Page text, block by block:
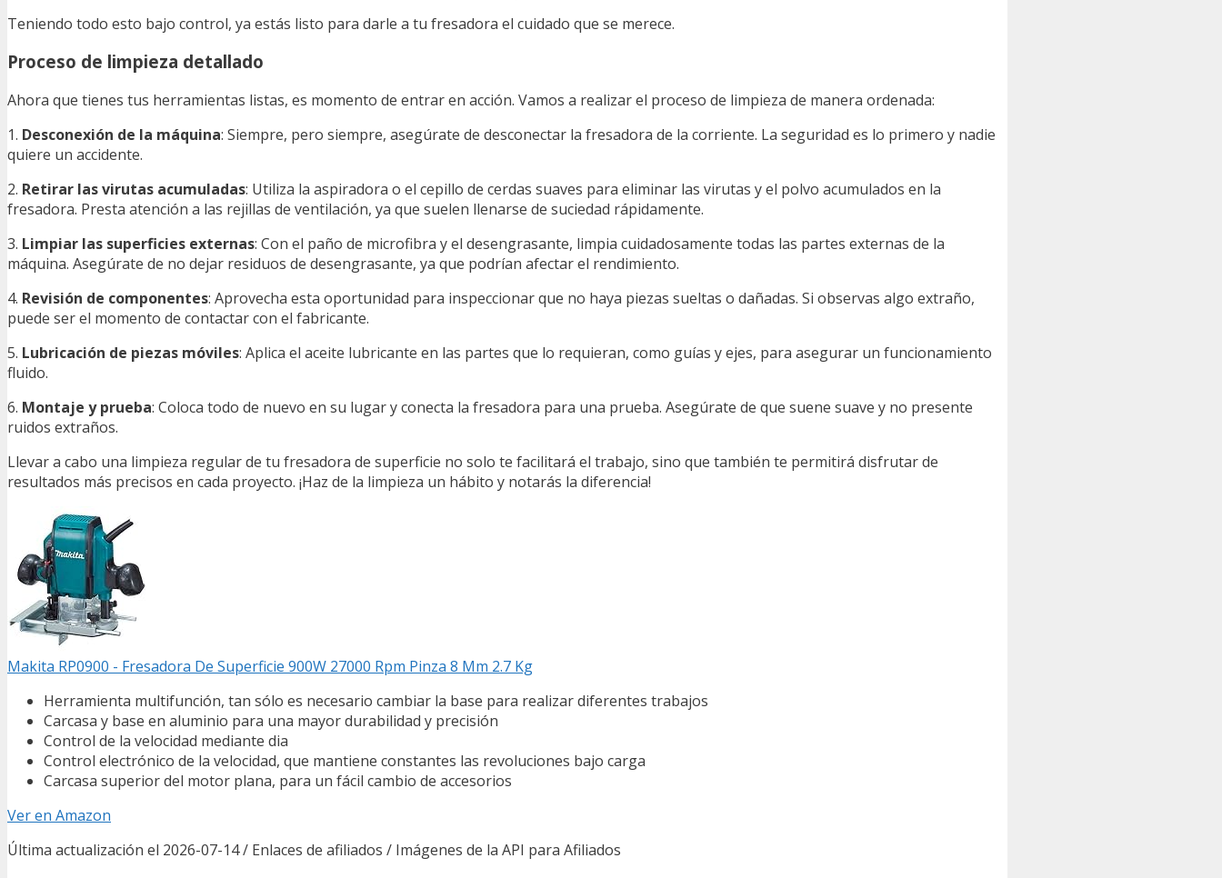
Teniendo todo esto bajo control, ya estás listo para darle a tu fresadora el cuidado que se merece.
Proceso de limpieza detallado
Ahora que tienes tus herramientas listas, es momento de entrar en acción. Vamos a realizar el proceso de limpieza de manera ordenada:
1. Desconexión de la máquina: Siempre, pero siempre, asegúrate de desconectar la fresadora de la corriente. La seguridad es lo primero y nadie
quiere un accidente.
2. Retirar las virutas acumuladas: Utiliza la aspiradora o el cepillo de cerdas suaves para eliminar las virutas y el polvo acumulados en la
fresadora. Presta atención a las rejillas de ventilación, ya que suelen llenarse de suciedad rápidamente.
3. Limpiar las superficies externas: Con el paño de microfibra y el desengrasante, limpia cuidadosamente todas las partes externas de la
máquina. Asegúrate de no dejar residuos de desengrasante, ya que podrían afectar el rendimiento.
4. Revisión de componentes: Aprovecha esta oportunidad para inspeccionar que no haya piezas sueltas o dañadas. Si observas algo extraño,
puede ser el momento de contactar con el fabricante.
5. Lubricación de piezas móviles: Aplica el aceite lubricante en las partes que lo requieran, como guías y ejes, para asegurar un funcionamiento
fluido.
6. Montaje y prueba: Coloca todo de nuevo en su lugar y conecta la fresadora para una prueba. Asegúrate de que suene suave y no presente
ruidos extraños.
Llevar a cabo una limpieza regular de tu fresadora de superficie no solo te facilitará el trabajo, sino que también te permitirá disfrutar de
resultados más precisos en cada proyecto. ¡Haz de la limpieza un hábito y notarás la diferencia!
Makita RP0900 - Fresadora De Superficie 900W 27000 Rpm Pinza 8 Mm 2.7 Kg
Herramienta multifunción, tan sólo es necesario cambiar la base para realizar diferentes trabajos
Carcasa y base en aluminio para una mayor durabilidad y precisión
Control de la velocidad mediante dia
Control electrónico de la velocidad, que mantiene constantes las revoluciones bajo carga
Carcasa superior del motor plana, para un fácil cambio de accesorios
Ver en Amazon
Última actualización el 2026-07-14 / Enlaces de afiliados / Imágenes de la API para Afiliados